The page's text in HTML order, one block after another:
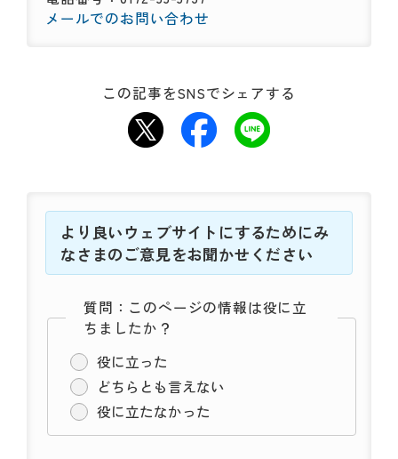
メールでのお問い合わせ
この記事をSNSでシェアする
より良いウェブサイトにするためにみ
なさまのご意見をお聞かせください
質問：このページの情報は役に立
ちましたか？
役に立った
どちらとも言えない
役に立たなかった